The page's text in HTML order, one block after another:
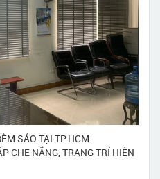
SÁO TẠI TP.HCM
CHE NẮNG, TRANG TRÍ HIỆN